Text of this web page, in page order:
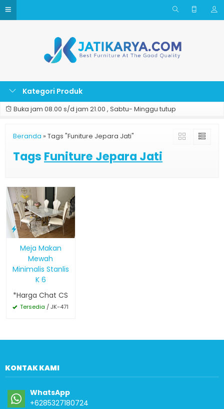
Kategori Produk
Buka jam 08.00 s/d jam 21.00 , Sabtu- Minggu tutup
Beranda » Tags "Funiture Jepara Jati"
Tags Funiture Jepara Jati
Meja Makan
Mewah
Minimalis Stanlis
K 6
*Harga Chat CS
Tersedia / JK-471
KONTAK KAMI
WhatsApp
+6285327180724